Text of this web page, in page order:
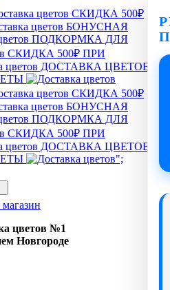
СКИДКА 500₽
БОНУСНАЯ
ПОДКОРМКА ДЛЯ
СКИДКА 500₽ ПРИ
ДОСТАВКА ЦВЕТОВ
СКИДКА 500₽
БОНУСНАЯ
ПОДКОРМКА ДЛЯ
СКИДКА 500₽ ПРИ
ДОСТАВКА ЦВЕТОВ
";
цветов №1
Новгороде